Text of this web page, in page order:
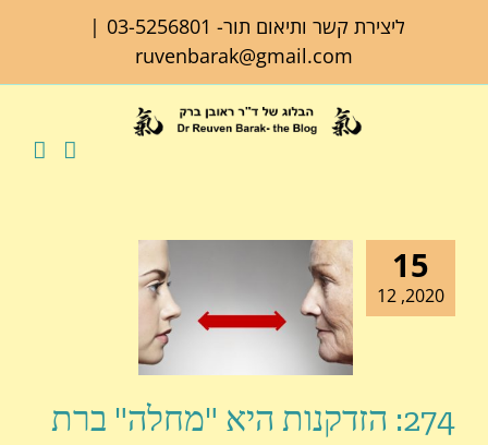
ליצירת קשר ותיאום תור- 03-5256801
|
ruvenbarak@gmail.com
15
2020, 12
274: הזדקנות היא "מחלה" ברת